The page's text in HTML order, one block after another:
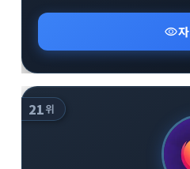
visibility
21위